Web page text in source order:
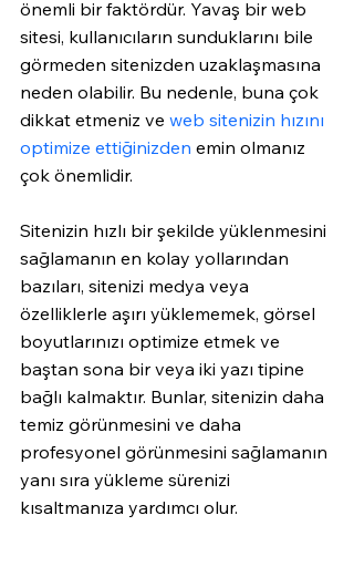
önemli bir faktördür. Yavaş bir web
sitesi, kullanıcıların sunduklarını bile
görmeden sitenizden uzaklaşmasına
neden olabilir. Bu nedenle, buna çok
dikkat etmeniz ve web sitenizin hızını
optimize ettiğinizden emin olmanız
çok önemlidir.
Sitenizin hızlı bir şekilde yüklenmesini
sağlamanın en kolay yollarından
bazıları, sitenizi medya veya
özelliklerle aşırı yüklememek, görsel
boyutlarınızı optimize etmek ve
baştan sona bir veya iki yazı tipine
bağlı kalmaktır. Bunlar, sitenizin daha
temiz görünmesini ve daha
profesyonel görünmesini sağlamanın
yanı sıra yükleme sürenizi
kısaltmanıza yardımcı olur.